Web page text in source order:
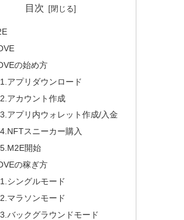
目次
の始め方
1.アプリダウンロード
2.アカウント作成
3.アプリ内ウォレット作成/入金
4.NFTスニーカー購入
5.M2E開始
の稼ぎ方
1.シングルモード
2.マラソンモード
3.バックグラウンドモード